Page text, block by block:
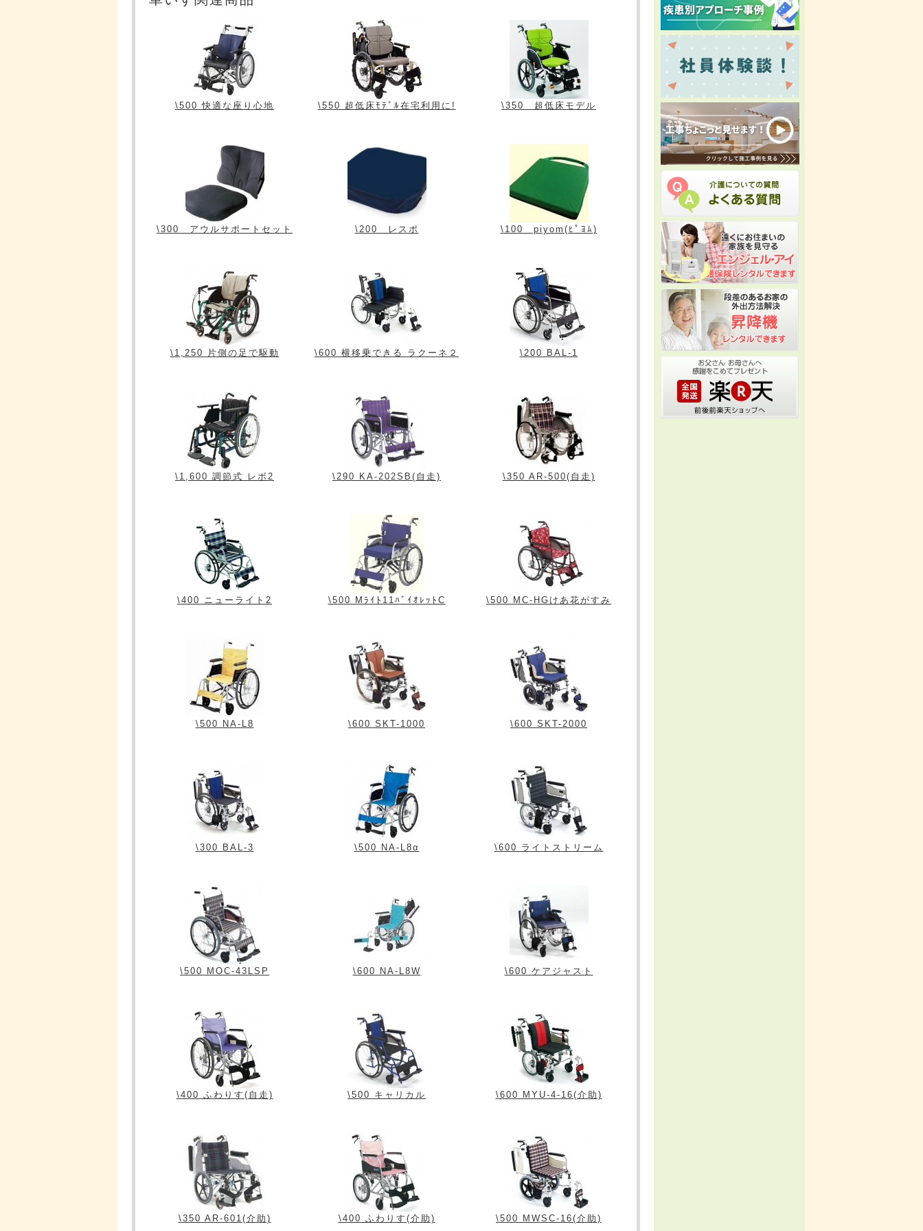
\500 快適な座り心地 \550 超低床ﾓﾃﾞﾙ在宅利用に! \350 超低床モデル
\300 アウルサポートセット \200 レスポ \100 piyom(ﾋﾟﾖﾑ)
\1,250 片側の足で駆動 \600 横移乗できる ラクーネ２ \200 BAL-1
\1,600 調節式 レボ2 \290 KA-202SB(自走) \350 AR-500(自走)
\400 ニューライト2 \500 Mﾗｲﾄ11ﾊﾞｲｵﾚｯﾄC \500 MC-HGけあ花がすみ
\500 NA-L8 \600 SKT-1000 \600 SKT-2000
\300 BAL-3 \500 NA-L8α \600 ライトストリーム
\500 MOC-43LSP \600 NA-L8W \600 ケアジャスト
\400 ふわりす(自走) \500 キャリカル \600 MYU-4-16(介助)
\350 AR-601(介助) \400 ふわりす(介助) \500 MWSC-16(介助)